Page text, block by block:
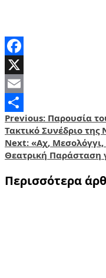
Facebook
X
Email
Share
Post
navigation
Previous: Παρουσία
Τακτικό Συνέδριο της
Next: «Αχ,
Θεατρική Παράσταση
Περισσότερα